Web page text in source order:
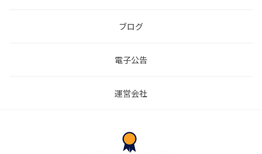
ブログ
電子公告
運営会社